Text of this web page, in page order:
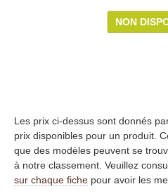
NON
Les prix ci-dessus sont donnés
prix disponibles pour un produit.
que des modèles peuvent se
à notre classement. Veuillez
sur chaque fiche pour avoir les